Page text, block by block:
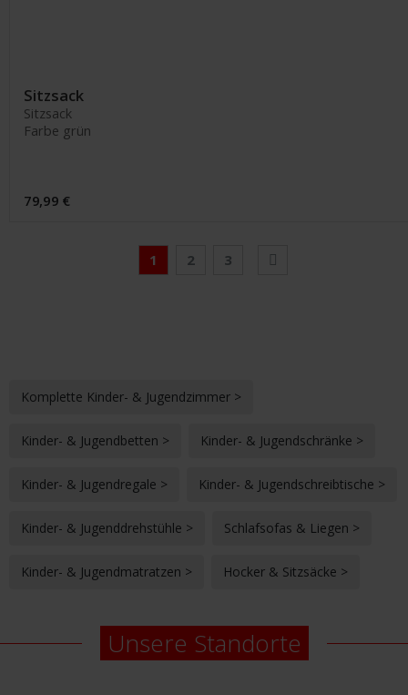
Sitzsack
Sitzsack
Farbe grün
79,99 €
Seite
Sie lesen gerade Seite
1 Seite
2 Seite
3
Komplette Kinder- & Jugendzimmer >
Kinder- & Jugendbetten > Kinder- & Jugendschränke >
Kinder- & Jugendregale > Kinder- & Jugendschreibtische >
Kinder- & Jugenddrehstühle > Schlafsofas & Liegen >
Kinder- & Jugendmatratzen > Hocker & Sitzsäcke >
Unsere Standorte